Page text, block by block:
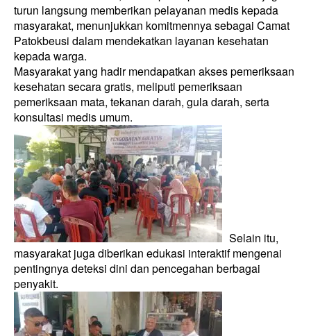
turun langsung memberikan pelayanan medis kepada
masyarakat, menunjukkan komitmennya sebagai Camat
Patokbeusi dalam mendekatkan layanan kesehatan
kepada warga.
Masyarakat yang hadir mendapatkan akses pemeriksaan
kesehatan secara gratis, meliputi pemeriksaan
pemeriksaan mata, tekanan darah, gula darah, serta
konsultasi medis umum.
Selain itu,
masyarakat juga diberikan edukasi interaktif mengenai
pentingnya deteksi dini dan pencegahan berbagai
penyakit.